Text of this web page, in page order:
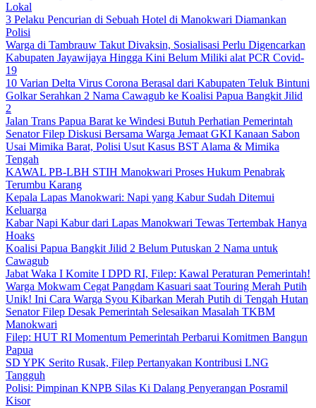
Lokal
3 Pelaku Pencurian di Sebuah Hotel di Manokwari Diamankan
Polisi
Warga di Tambrauw Takut Divaksin, Sosialisasi Perlu Digencarkan
Kabupaten Jayawijaya Hingga Kini Belum Miliki alat PCR Covid-
19
10 Varian Delta Virus Corona Berasal dari Kabupaten Teluk Bintuni
Golkar Serahkan 2 Nama Cawagub ke Koalisi Papua Bangkit Jilid
2
Jalan Trans Papua Barat ke Windesi Butuh Perhatian Pemerintah
Senator Filep Diskusi Bersama Warga Jemaat GKI Kanaan Sabon
Usai Mimika Barat, Polisi Usut Kasus BST Alama & Mimika
Tengah
KAWAL PB-LBH STIH Manokwari Proses Hukum Penabrak
Terumbu Karang
Kepala Lapas Manokwari: Napi yang Kabur Sudah Ditemui
Keluarga
Kabar Napi Kabur dari Lapas Manokwari Tewas Tertembak Hanya
Hoaks
Koalisi Papua Bangkit Jilid 2 Belum Putuskan 2 Nama untuk
Cawagub
Jabat Waka I Komite I DPD RI, Filep: Kawal Peraturan Pemerintah!
Warga Mokwam Cegat Pangdam Kasuari saat Touring Merah Putih
Unik! Ini Cara Warga Syou Kibarkan Merah Putih di Tengah Hutan
Senator Filep Desak Pemerintah Selesaikan Masalah TKBM
Manokwari
Filep: HUT RI Momentum Pemerintah Perbarui Komitmen Bangun
Papua
SD YPK Serito Rusak, Filep Pertanyakan Kontribusi LNG
Tangguh
Polisi: Pimpinan KNPB Silas Ki Dalang Penyerangan Posramil
Kisor